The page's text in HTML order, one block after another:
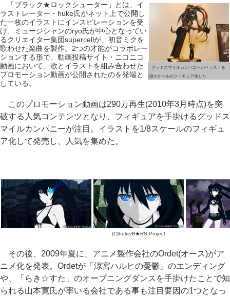
グッドスマイルカンパニーがイラストを
1/8スケールのフィギュア化した
「ブラック★ロックシューター」とは、イ
ラストレーター・huke氏がネット上で公開し
た一枚のイラストにインスピレーションを受
け、ミュージシャンのryo氏が中心となってい
るクリエイター集団supercellが、初音ミクを
歌わせた楽曲を製作。2つの才能がコラボレー
ションする形で、動画投稿サイト・ニコニコ
動画において、歌とイラストを組み合わせた
プロモーション動画が公開されたのを発端と
している。
このプロモーション動画は290万再生(2010年3月時点)を突
破する人気コンテンツとなり、フィギュアを手掛けるグッドス
マイルカンパニーが注目。イラストを1/8スケールのフィギュ
ア化して発売し、人気を集めた。
(C)huke/B★RS Project
その後、2009年夏に、アニメ製作会社のOrdet(オース)がア
ニメ化を発表。Ordetが「涼宮ハルヒの憂鬱」のエンディング
や、「らき☆すた」のオープニングダンスを手掛けたことで知
られる山本寛氏が率いる会社である事も注目要因の1つとなっ